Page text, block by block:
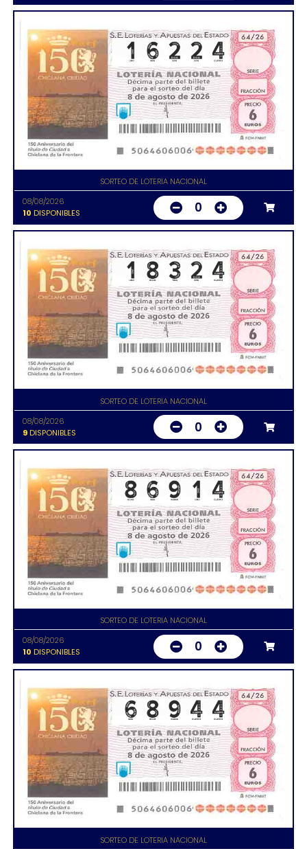
SORTEO DE LOTERIA NACIONAL
08/08/2026
10 DISPONIBLES 0
SORTEO DE LOTERIA NACIONAL
08/08/2026
9DISPONIBLES 0
SORTEO DE LOTERIA NACIONAL
08/08/2026
10 DISPONIBLES 0
SORTEO DE LOTERIA NACIONAL